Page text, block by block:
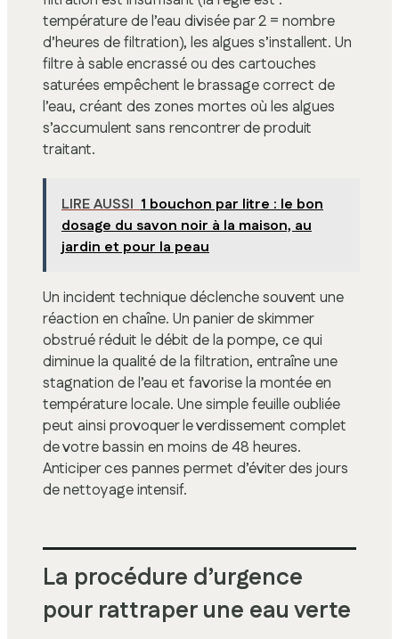
température de l’eau divisée par 2 = nombre
d’heures de filtration), les algues s’installent. Un
filtre à sable encrassé ou des cartouches
saturées empêchent le brassage correct de
l’eau, créant des zones mortes où les algues
s’accumulent sans rencontrer de produit
traitant.
LIRE AUSSI 1 bouchon par litre : le bon
dosage du savon noir à la maison, au
jardin et pour la peau
Un incident technique déclenche souvent une
réaction en chaîne. Un panier de skimmer
obstrué réduit le débit de la pompe, ce qui
diminue la qualité de la filtration, entraîne une
stagnation de l’eau et favorise la montée en
température locale. Une simple feuille oubliée
peut ainsi provoquer le verdissement complet
de votre bassin en moins de 48 heures.
Anticiper ces pannes permet d’éviter des jours
de nettoyage intensif.
La procédure d’urgence
pour rattraper une eau verte